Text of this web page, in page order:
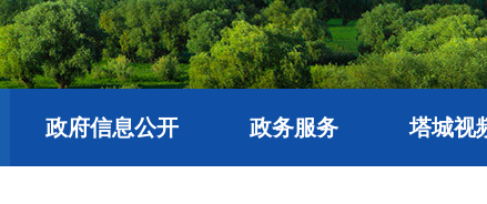
政府信息公开 政务服务 塔城视